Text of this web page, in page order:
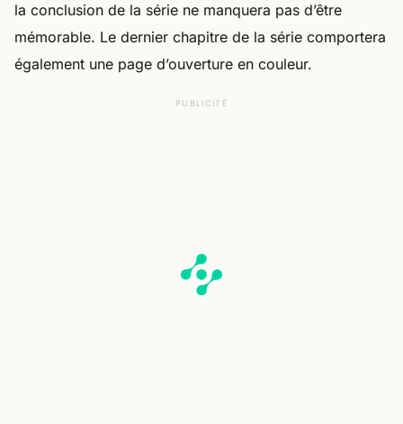
la conclusion de la série ne manquera pas d’être
mémorable. Le dernier chapitre de la série comportera
également une page d’ouverture en couleur.
PUBLICITÉ